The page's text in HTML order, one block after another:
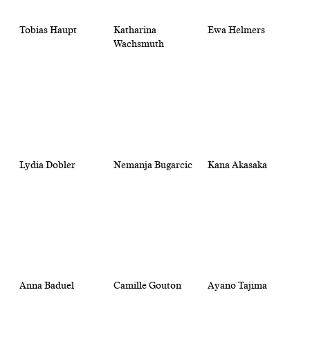
Tobias Haupt
Katharina
Wachsmuth
Ewa Helmers
Lydia Dobler Nemanja Bugarcic Kana Akasaka
Anna Baduel Camille Gouton Ayano Tajima